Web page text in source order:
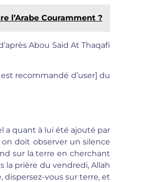
l’Arabe Couramment ?
Abou Said At Thaqafi
recommandé d’user] du
a quant à lui été ajouté par
on doit observer un silence
sur la terre en cherchant
la prière du vendredi, Allah
dispersez-vous sur terre, et